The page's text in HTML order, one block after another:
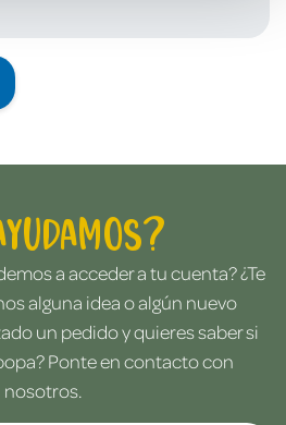
a acceder a tu cuenta? ¿Te
alguna idea o algún nuevo
un pedido y quieres saber si
Ponte en contacto con
nosotros.